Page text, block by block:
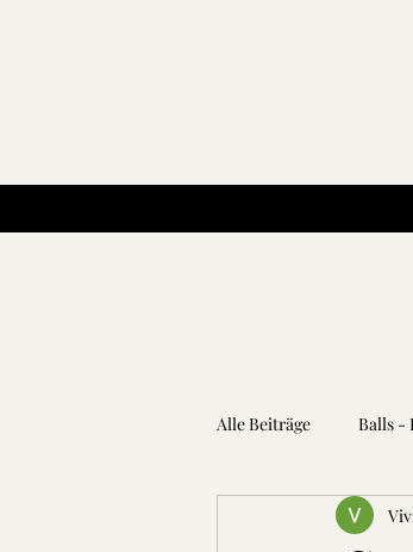
Alle Beiträge Balls -
Kartoffeln